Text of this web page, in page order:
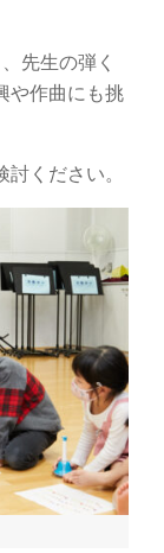
先生の弾く
や作曲にも挑
ください。